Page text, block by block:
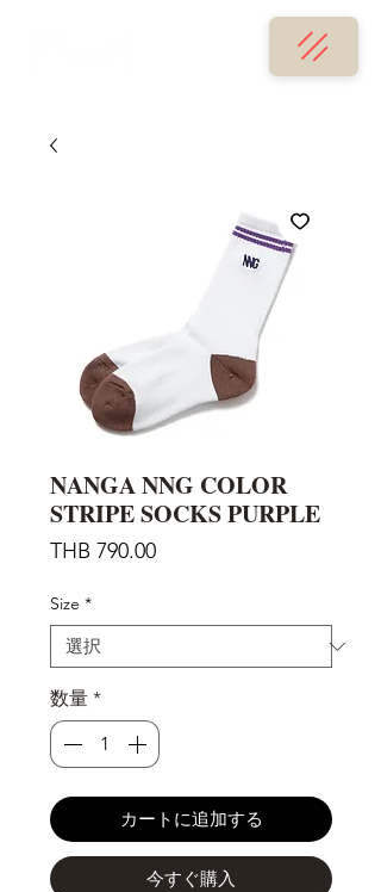
NANGA NNG COLOR
STRIPE SOCKS PURPLE
THB 790.00価
Size *
数量 *
カートに追加する
今すぐ購入